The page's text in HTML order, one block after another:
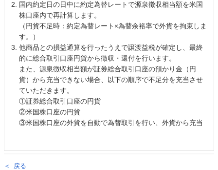
国内約定日の日中に約定為替レートで源泉徴収相当額を米国
株口座内で再計算します。
（円貨不足時：約定為替レート×為替余裕率で外貨を拘束しま
す。）
他商品との損益通算を行ったうえで譲渡益税が確定し、最終
的に総合取引口座円貨から徴収・還付を行います。
また、源泉徴収相当額が証券総合取引口座の預かり金（円
貨）から充当できない場合、以下の順序で不足分を充当させ
ていただきます。
①証券総合取引口座の円貨
②米国株口座の円貨
③米国株口座の外貨を自動で為替取引を行い、外貨から充当
戻る